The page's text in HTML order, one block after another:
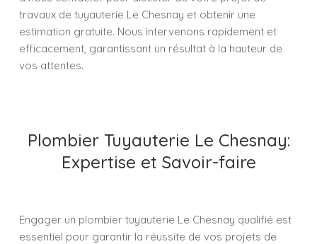
travaux de tuyauterie Le Chesnay et obtenir une
estimation gratuite. Nous intervenons rapidement et
efficacement, garantissant un résultat à la hauteur de
vos attentes.
Plombier Tuyauterie Le Chesnay:
Expertise et Savoir-faire
Engager un plombier tuyauterie Le Chesnay qualifié est
essentiel pour garantir la réussite de vos projets de